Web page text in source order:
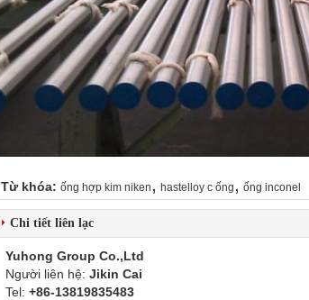
Từ khóa: ống hợp kim niken , hastelloy c ống , ống inconel
Chi tiết liên lạc
Yuhong Group Co.,Ltd
Người liên hệ: Jikin Cai
Tel: +86-13819835483